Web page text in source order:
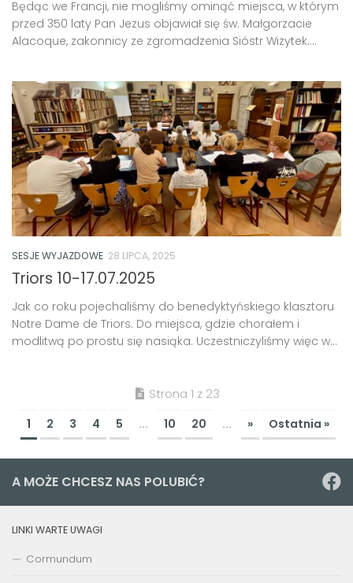
Będąc we Francji, nie mogliśmy ominąć miejsca, w którym
przed 350 laty Pan Jezus objawiał się św. Małgorzacie
Alacoque, zakonnicy ze zgromadzenia Sióstr Wizytek....
SESJE WYJAZDOWE 28 LIPCA, 2025
Triors 10-17.07.2025
Jak co roku pojechaliśmy do benedyktyńskiego klasztoru
Notre Dame de Triors. Do miejsca, gdzie chorałem i
modlitwą po prostu się nasiąka. Uczestniczyliśmy więc w...
Strona 1 z 23
1 2 3 4 5 ... 10 20 ... » Ostatnia »
A MOŻE CHCESZ NAS POLUBIĆ?
LINKI WARTE UWAGI
Cormundum